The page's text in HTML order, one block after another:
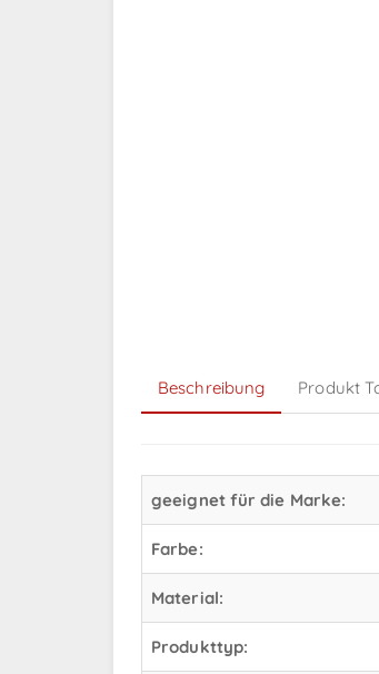
Beschreibung Produkt
geeignet für die Marke:
Farbe:
Material:
Produkttyp: